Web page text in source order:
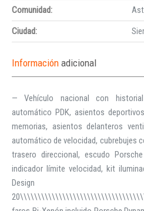
Comunidad:
Ciudad:
Información adicional
— Vehículo nacional con
automático PDK, asientos
memorias, asientos delanteros
automático de velocidad, cubrebujes
trasero direccional, escudo
indicador límite velocidad, kit
Design